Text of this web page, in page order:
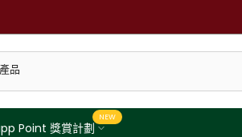
Point 獎賞計劃
NEW